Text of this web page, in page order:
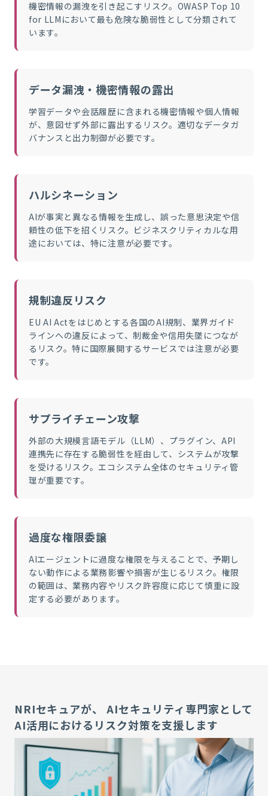
機密情報の漏洩を引き起こすリスク。OWASP Top 10
for LLMにおいて最も危険な脆弱性として分類されて
います。
データ漏洩・機密情報の露出
学習データや会話履歴に含まれる機密情報や個人情報
が、意図せず外部に露出するリスク。適切なデータガ
バナンスと出力制御が必要です。
ハルシネーション
AIが事実と異なる情報を生成し、誤った意思決定や信
頼性の低下を招くリスク。ビジネスクリティカルな用
途においては、特に注意が必要です。
規制違反リスク
EU AI Actをはじめとする各国のAI規制、業界ガイド
ラインへの違反によって、制裁金や信用失墜につなが
るリスク。特に国際展開するサービスでは注意が必要
です。
サプライチェーン攻撃
外部の大規模言語モデル（LLM）、プラグイン、API
連携先に存在する脆弱性を経由して、システムが攻撃
を受けるリスク。エコシステム全体のセキュリティ管
理が重要です。
過度な権限委譲
AIエージェントに過度な権限を与えることで、予期し
ない動作による業務影響や損害が生じるリスク。権限
の範囲は、業務内容やリスク許容度に応じて慎重に設
定する必要があります。
NRIセキュアが、 AIセキュリティ専門家として
AI活用におけるリスク対策を支援します